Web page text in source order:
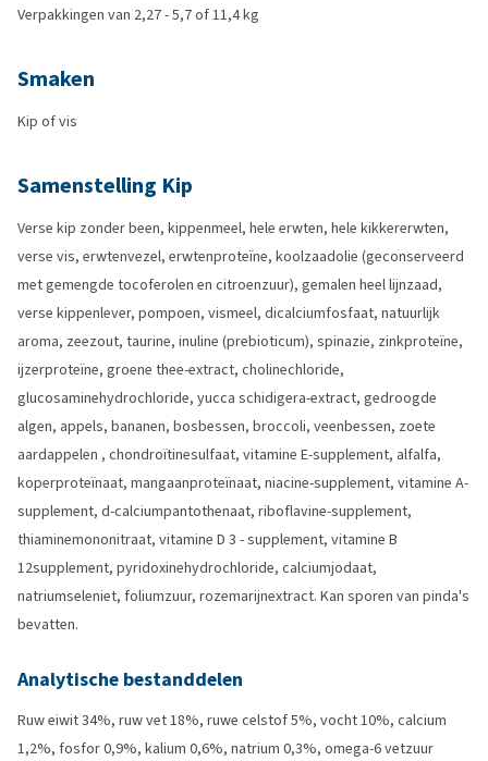
Verpakkingen van 2,27 - 5,7 of 11,4 kg
Smaken
Kip of vis
Samenstelling Kip
Verse kip zonder been, kippenmeel, hele erwten, hele kikkererwten,
verse vis, erwtenvezel, erwtenproteïne, koolzaadolie (geconserveerd
met gemengde tocoferolen en citroenzuur), gemalen heel lijnzaad,
verse kippenlever, pompoen, vismeel, dicalciumfosfaat, natuurlijk
aroma, zeezout, taurine, inuline (prebioticum), spinazie, zinkproteïne,
ijzerproteïne, groene thee-extract, cholinechloride,
glucosaminehydrochloride, yucca schidigera-extract, gedroogde
algen, appels, bananen, bosbessen, broccoli, veenbessen, zoete
aardappelen , chondroïtinesulfaat, vitamine E-supplement, alfalfa,
koperproteïnaat, mangaanproteïnaat, niacine-supplement, vitamine A-
supplement, d-calciumpantothenaat, riboflavine-supplement,
thiaminemononitraat, vitamine D 3 - supplement, vitamine B
12supplement, pyridoxinehydrochloride, calciumjodaat,
natriumseleniet, foliumzuur, rozemarijnextract. Kan sporen van pinda's
bevatten.
Analytische bestanddelen
Ruw eiwit 34%, ruw vet 18%, ruwe celstof 5%, vocht 10%, calcium
1,2%, fosfor 0,9%, kalium 0,6%, natrium 0,3%, omega-6 vetzuur